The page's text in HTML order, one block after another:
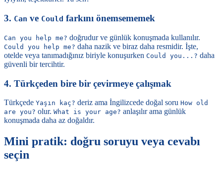
3. Can ve Could farkını önemsememek
Can you help me? doğrudur ve günlük konuşmada kullanılır.
Could you help me? daha nazik ve biraz daha resmidir. İşte,
otelde veya tanımadığınız biriyle konuşurken Could you...? daha
güvenli bir tercihtir.
4. Türkçeden bire bir çevirmeye çalışmak
Türkçede Yaşın kaç? deriz ama İngilizcede doğal soru How old
are you? olur. What is your age? anlaşılır ama günlük
konuşmada daha az doğaldır.
Mini pratik: doğru soruyu veya cevabı
seçin